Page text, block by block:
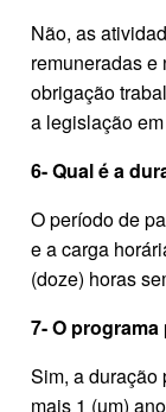
Não, as
remuneradas
obrigação
a legislação
6- Qual é a
O período de
e a carga
(doze) horas
7- O
Sim, a duração
mais 1 (um)